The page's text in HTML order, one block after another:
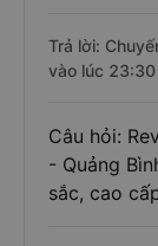
Trả lời:
vào lúc 23:30
Câu hỏi:
- Quảng
sắc, cao